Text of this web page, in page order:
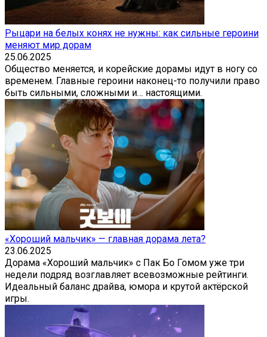
Рыцари на белых конях не нужны: как сильные героини
меняют мир дорам
25.06.2025
Общество меняется, и корейские дорамы идут в ногу со
временем. Главные героини наконец-то получили право
быть сильными, сложными и… настоящими.
«Хороший мальчик» — главная дорама лета?
23.06.2025
Дорама «Хороший мальчик» с Пак Бо Гомом уже три
недели подряд возглавляет всевозможные рейтинги.
Идеальный баланс драйва, юмора и крутой актёрской
игры.